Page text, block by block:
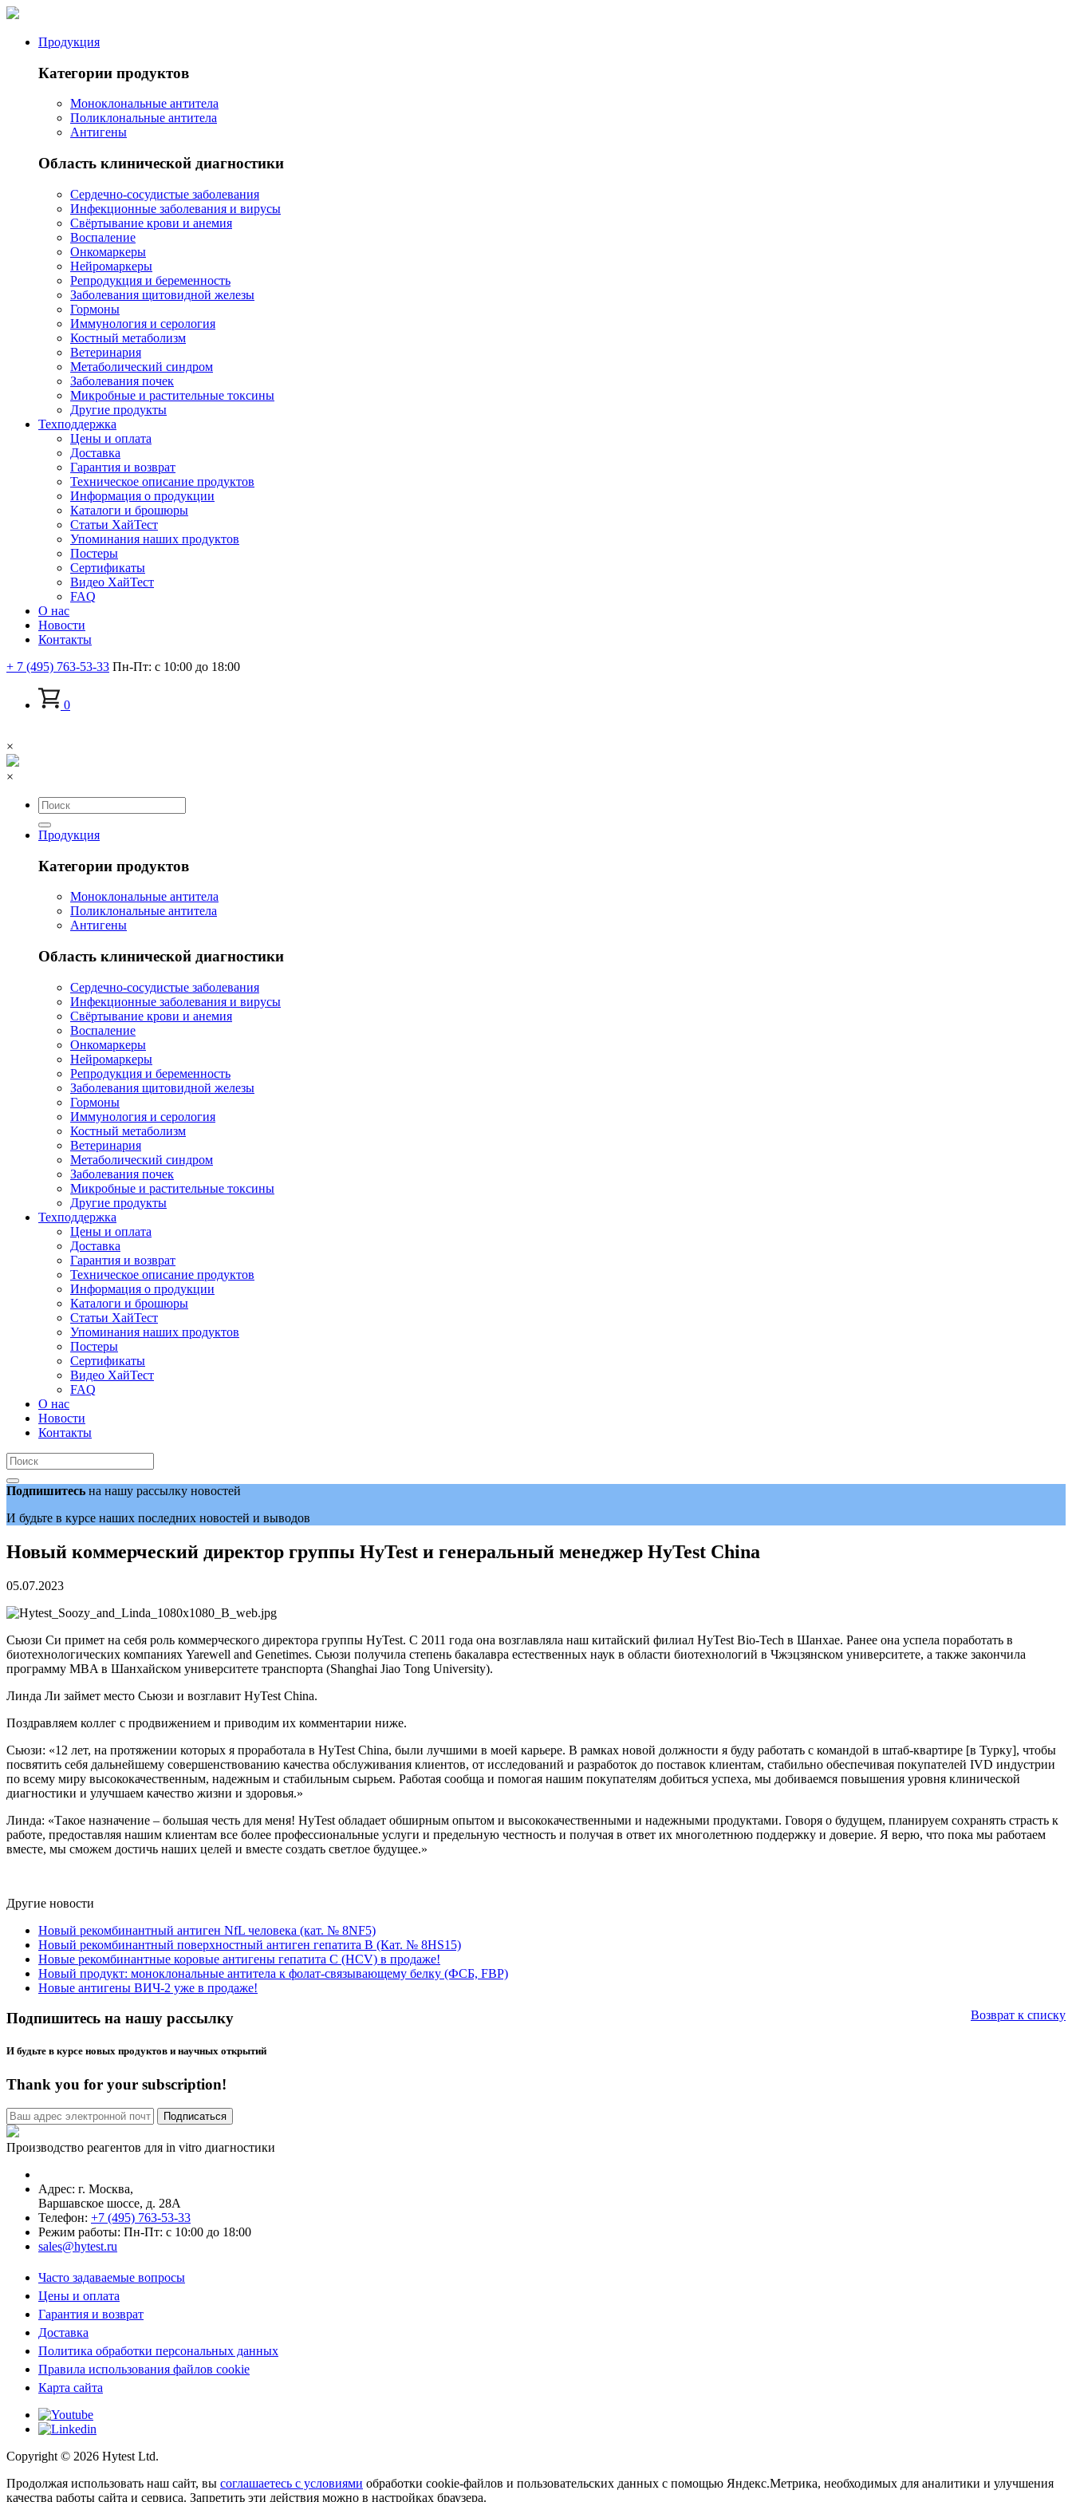
Продукция
Категории продуктов
Моноклональные антитела
Поликлональные антитела
Антигены
Область клинической диагностики
Сердечно-сосудистые заболевания
Инфекционные заболевания и вирусы
Свёртывание крови и анемия
Воспаление
Онкомаркеры
Нейромаркеры
Репродукция и беременность
Заболевания щитовидной железы
Гормоны
Иммунология и серология
Костный метаболизм
Ветеринария
Метаболический синдром
Заболевания почек
Микробные и растительные токсины
Другие продукты
Техподдержка
Цены и оплата
Доставка
Гарантия и возврат
Техническое описание продуктов
Информация о продукции
Каталоги и брошюры
Статьи ХайТест
Упоминания наших продуктов
Постеры
Сертификаты
Видео ХайТест
FAQ
О нас
Новости
Контакты
+ 7 (495) 763-53-33 Пн-Пт: с 10:00 до 18:00
0
×
×
Продукция
Категории продуктов
Моноклональные антитела
Поликлональные антитела
Антигены
Область клинической диагностики
Сердечно-сосудистые заболевания
Инфекционные заболевания и вирусы
Свёртывание крови и анемия
Воспаление
Онкомаркеры
Нейромаркеры
Репродукция и беременность
Заболевания щитовидной железы
Гормоны
Иммунология и серология
Костный метаболизм
Ветеринария
Метаболический синдром
Заболевания почек
Микробные и растительные токсины
Другие продукты
Техподдержка
Цены и оплата
Доставка
Гарантия и возврат
Техническое описание продуктов
Информация о продукции
Каталоги и брошюры
Статьи ХайТест
Упоминания наших продуктов
Постеры
Сертификаты
Видео ХайТест
FAQ
О нас
Новости
Контакты
Подпишитесь на нашу рассылку новостей
И будьте в курсе наших последних новостей и выводов
Новый коммерческий директор группы HyTest и генеральный менеджер HyTest China
05.07.2023
Сьюзи Си примет на себя роль коммерческого директора группы HyTest. С 2011 года она возглавляла наш китайский филиал HyTest Bio-Tech в Шанхае. Ранее она успела поработать в
биотехнологических компаниях Yarewell and Genetimes. Сьюзи получила степень бакалавра естественных наук в области биотехнологий в Чжэцзянском университете, а также закончила
программу MBA в Шанхайском университете транспорта (Shanghai Jiao Tong University).
Линда Ли займет место Сьюзи и возглавит HyTest China.
Поздравляем коллег с продвижением и приводим их комментарии ниже.
Сьюзи: «12 лет, на протяжении которых я проработала в HyTest China, были лучшими в моей карьере. В рамках новой должности я буду работать с командой в штаб-квартире [в Турку], чтобы
посвятить себя дальнейшему совершенствованию качества обслуживания клиентов, от исследований и разработок до поставок клиентам, стабильно обеспечивая покупателей IVD индустрии
по всему миру высококачественным, надежным и стабильным сырьем. Работая сообща и помогая нашим покупателям добиться успеха, мы добиваемся повышения уровня клинической
диагностики и улучшаем качество жизни и здоровья.»
Линда: «Такое назначение – большая честь для меня! HyTest обладает обширным опытом и высококачественными и надежными продуктами. Говоря о будущем, планируем сохранять страсть к
работе, предоставляя нашим клиентам все более профессиональные услуги и предельную честность и получая в ответ их многолетнюю поддержку и доверие. Я верю, что пока мы работаем
вместе, мы сможем достичь наших целей и вместе создать светлое будущее.»
Другие новости
Новый рекомбинантный антиген NfL человека (кат. № 8NF5)
Новый рекомбинантный поверхностный антиген гепатита B (Кат. № 8HS15)
Новые рекомбинантные коровые антигены гепатита C (HCV) в продаже!
Новый продукт: моноклональные антитела к фолат-связывающему белку (ФСБ, FBP)
Новые антигены ВИЧ-2 уже в продаже!
Возврат к списку
Подпишитесь на нашу рассылку
И будьте в курсе новых продуктов и научных открытий
Thank you for your subscription!
Производство реагентов для in vitro диагностики
Адрес: г. Москва,
Варшавское шоссе, д. 28А
Телефон: +7 (495) 763-53-33
Режим работы: Пн-Пт: с 10:00 до 18:00
sales@hytest.ru
Часто задаваемые вопросы
Цены и оплата
Гарантия и возврат
Доставка
Политика обработки персональных данных
Правила использования файлов cookie
Карта сайта
Copyright © 2026 Hytest Ltd.
Продолжая использовать наш сайт, вы соглашаетесь с условиями обработки cookie-файлов и пользовательских данных с помощью Яндекс.Метрика, необходимых для аналитики и улучшения
качества работы сайта и сервиса. Запретить эти действия можно в настройках браузера.